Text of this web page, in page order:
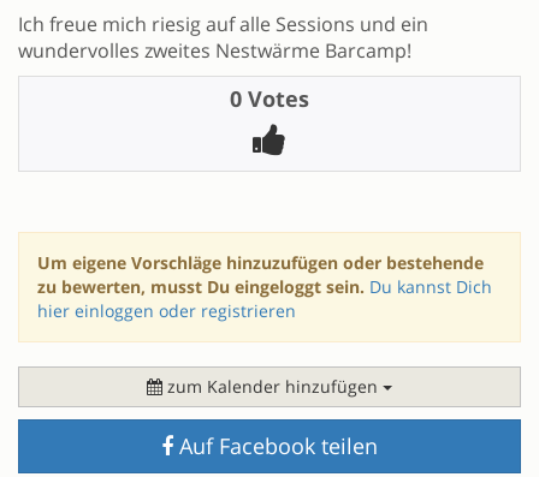
Ich freue mich riesig auf alle Sessions und ein
wundervolles zweites Nestwärme Barcamp!
0 Votes
Um eigene Vorschläge hinzuzufügen oder bestehende
zu bewerten, musst Du eingeloggt sein. Du kannst Dich
hier einloggen oder registrieren
zum Kalender hinzufügen
Auf Facebook teilen